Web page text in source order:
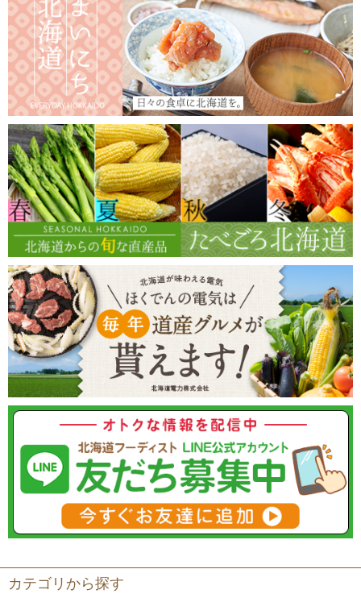
カテゴリから探す